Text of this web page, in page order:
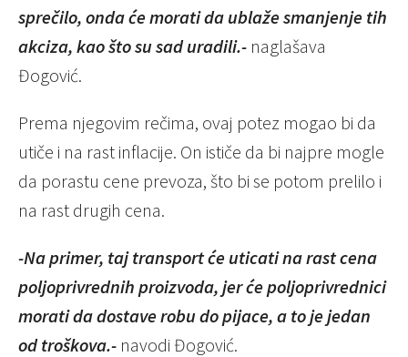
sprečilo, onda će morati da ublaže smanjenje tih
akciza, kao što su sad uradili.- naglašava
Đogović.
Prema njegovim rečima, ovaj potez mogao bi da
utiče i na rast inflacije. On ističe da bi najpre mogle
da porastu cene prevoza, što bi se potom prelilo i
na rast drugih cena.
-Na primer, taj transport će uticati na rast cena
poljoprivrednih proizvoda, jer će poljoprivrednici
morati da dostave robu do pijace, a to je jedan
od troškova.- navodi Đogović.